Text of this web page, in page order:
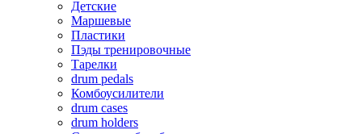
Детские
Маршевые
Пластики
Пэды тренировочные
Тарелки
drum pedals
Комбоусилители
drum cases
drum holders